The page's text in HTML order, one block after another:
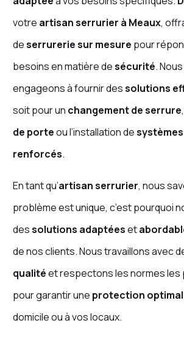
votre artisan serrurier à Meaux,
deserrurerie sur mesure pour
besoins en matière desécurité.
engageons à fournir dessolutions
soit pour un changement de serrure
de porteou l’installation de
renforcés.
En tant qu’artisan serrurier, nous
problème est unique, c’est pourquoi
dessolutions adaptéeset
de nos clients. Nous travaillons avec
qualitéet respectons les normes les
pour garantir une protection
domicile ou à vos locaux.